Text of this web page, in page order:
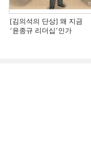
[김의석의 단상] 왜 지금
‘윤종규 리더십’인가